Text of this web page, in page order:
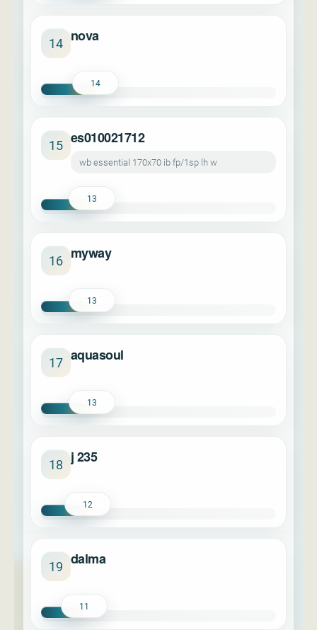
14 nova
14
15 es010021712
wb essential 170x70 ib fp/1sp lh w
13
16 myway
13
17 aquasoul
13
18 j 235
12
19 dalma
11